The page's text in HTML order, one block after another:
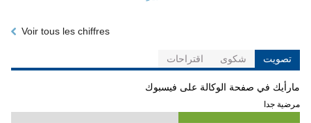
Voir tous les chiffres
تصويت شكوى اقتراحات
مارأيك في صفحة الوكالة على فيسبوك
مرضية جدا